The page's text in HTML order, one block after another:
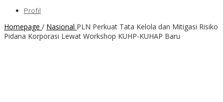
Profil
Homepage / Nasional PLN Perkuat Tata Kelola dan Mitigasi Risiko
Pidana Korporasi Lewat Workshop KUHP-KUHAP Baru